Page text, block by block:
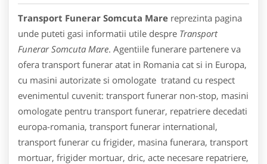
Transport Funerar Somcuta Mare reprezinta pagina
unde puteti gasi informatii utile despre Transport
Funerar Somcuta Mare. Agentiile funerare partenere va
ofera transport funerar atat in Romania cat si in Europa,
cu masini autorizate si omologate tratand cu respect
evenimentul cuvenit: transport funerar non-stop, masini
omologate pentru transport funerar, repatriere decedati
europa-romania, transport funerar international,
transport funerar cu frigider, masina funerara, transport
mortuar, frigider mortuar, dric, acte necesare repatriere,